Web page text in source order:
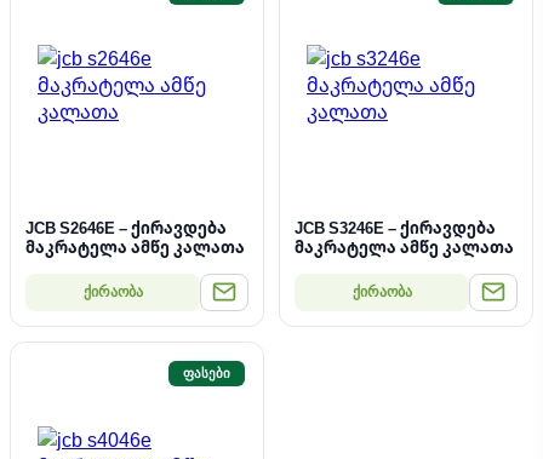
JCB S2646E – ქირავდება
მაკრატელა ამწე კალათა
ქირაობა
JCB S3246E – ქირავდება
მაკრატელა ამწე კალათა
ქირაობა
ᲤᲐᲡᲔᲑᲘ